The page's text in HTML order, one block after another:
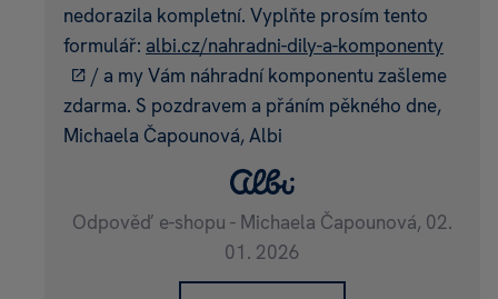
nedorazila kompletní. Vyplňte prosím tento
formulář: albi.cz/nahradni-dily-a-komponenty
/ a my Vám náhradní komponentu zašleme
zdarma. S pozdravem a přáním pěkného dne,
Michaela Čapounová, Albi
Odpověď e-shopu - Michaela Čapounová, 02.
01. 2026